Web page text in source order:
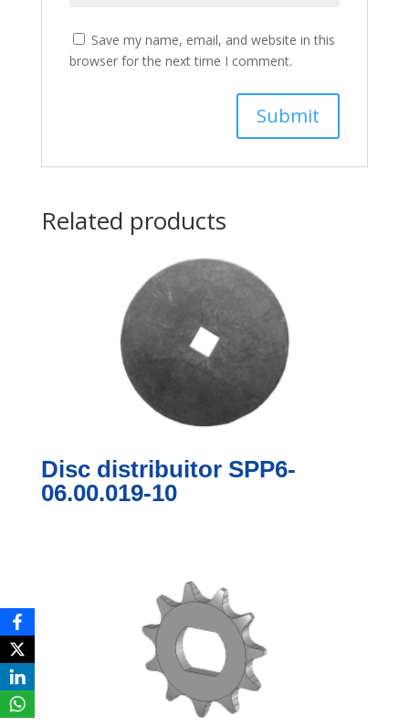
Save my name, email, and website in this
browser for the next time I comment.
Related products
Disc distribuitor SPP6-
06.00.019-10